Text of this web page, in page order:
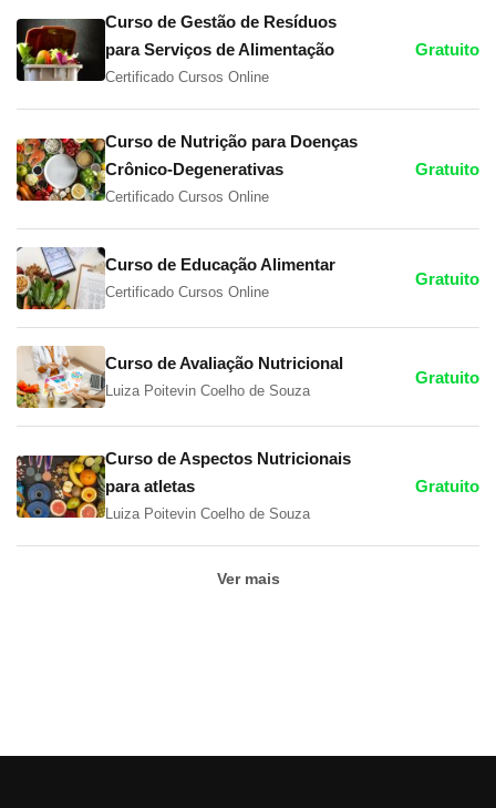
Curso de Gestão de Resíduos
para Serviços de Alimentação
Certificado Cursos Online
Gratuito
Curso de Nutrição para Doenças
Crônico-Degenerativas
Certificado Cursos Online
Gratuito
Curso de Educação Alimentar
Certificado Cursos Online
Gratuito
Curso de Avaliação Nutricional
Luiza Poitevin Coelho de Souza
Gratuito
Curso de Aspectos Nutricionais
para atletas
Luiza Poitevin Coelho de Souza
Gratuito
Ver mais